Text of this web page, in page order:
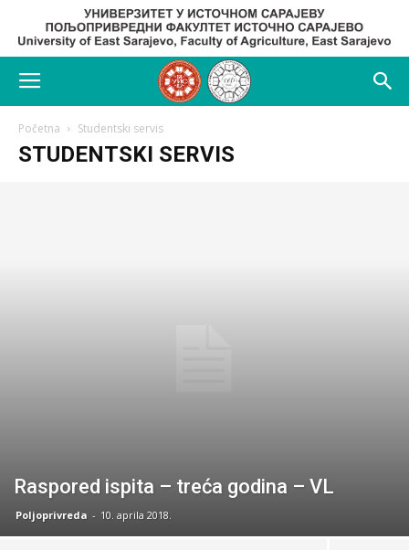
Početna Studentski servis
STUDENTSKI SERVIS
Raspored ispita – treća godina – VL
Poljoprivreda - 10. aprila 2018.